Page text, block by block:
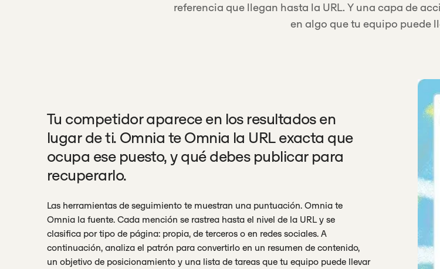
referencia que llegan hasta la URL. Y una capa de
en algo que tu equipo puede
Tu competidor aparece en los resultados en
lugar de ti. Omnia te Omnia la URL exacta que
ocupa ese puesto, y qué debes publicar para
recuperarlo.
Las herramientas de seguimiento te muestran una puntuación. Omnia te
Omnia la fuente. Cada mención se rastrea hasta el nivel de la URL y se
clasifica por tipo de página: propia, de terceros o en redes sociales. A
continuación, analiza el patrón para convertirlo en un resumen de contenido,
un objetivo de posicionamiento y una lista de tareas que tu equipo puede llevar